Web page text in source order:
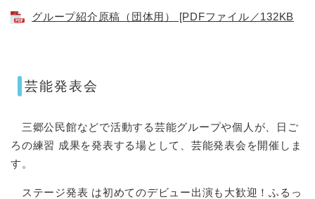
グループ紹介原稿（団体用） [PDFファイル／132KB
芸能発表会
三郷公民館などで活動する芸能グループや個人が、日ご
ろの練習 成果を発表する場として、芸能発表会を開催しま
す。
ステージ発表 は初めてのデビュー出演も大歓迎！ふるっ